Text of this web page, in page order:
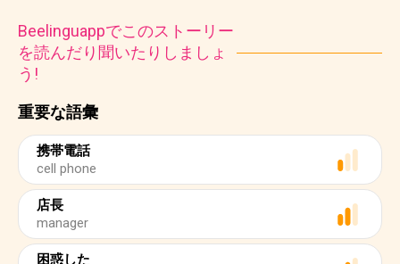
重要な語彙
携帯電話
cell phone
店長
manager
困惑した
Beelinguappでこのストーリー
を読んだり聞いたりしましょ
う!